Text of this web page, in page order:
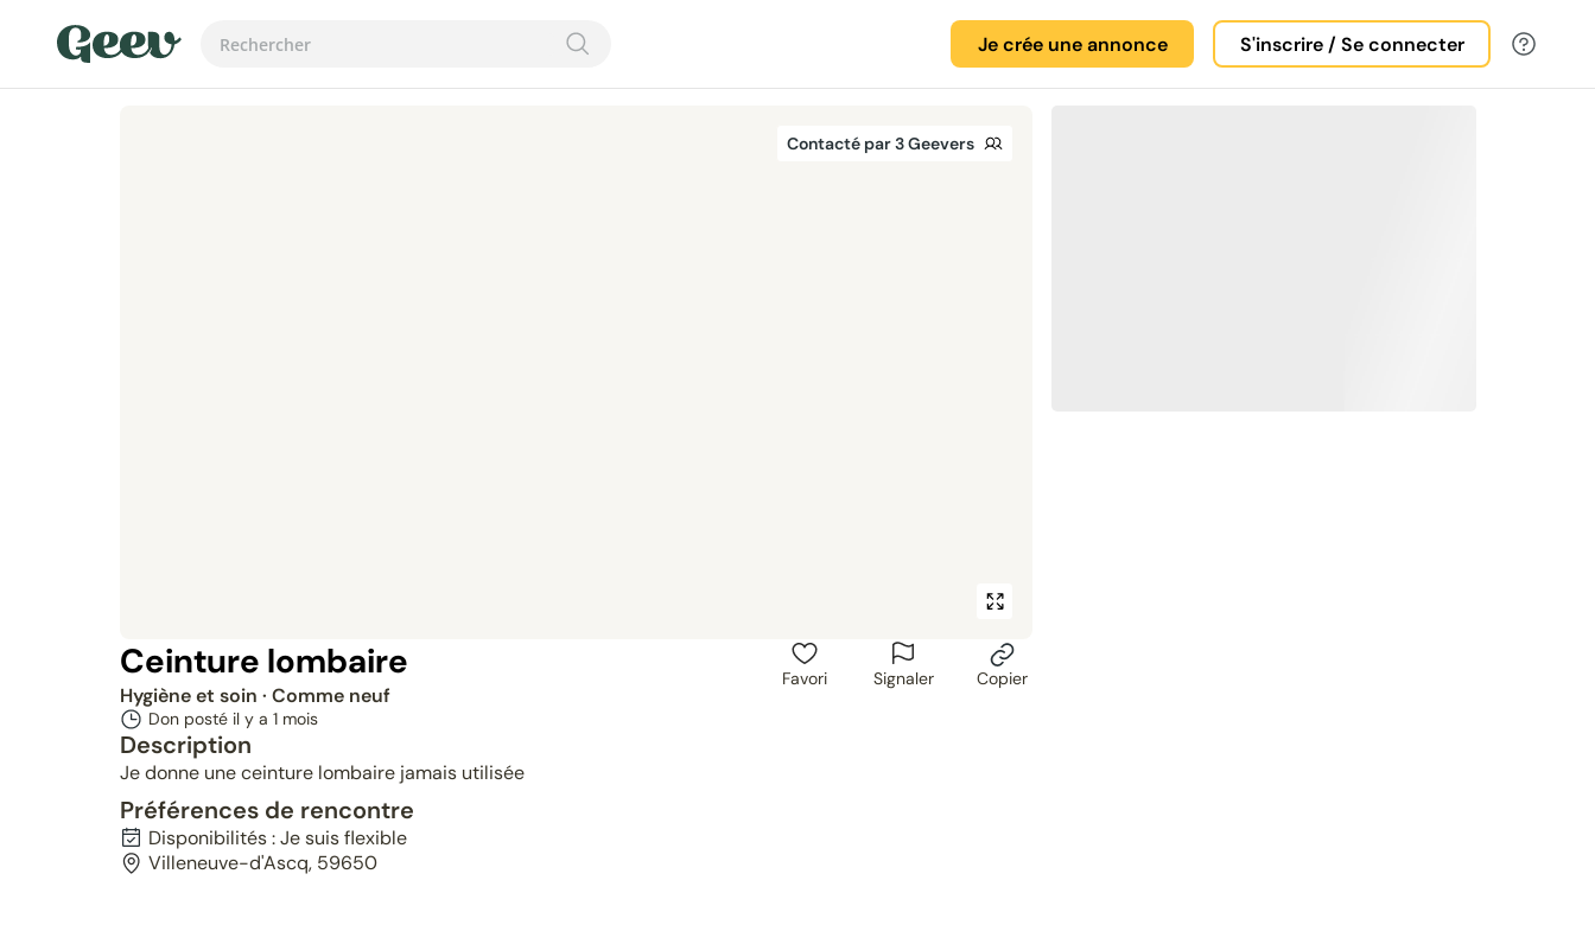
Je crée une annonce S'inscrire / Se connecter
Contacté par 3 Geevers
Ceinture lombaire
Hygiène et soin · Comme neuf
Don posté il y a 1 mois
Description
Je donne une ceinture lombaire jamais utilisée
Favori Signaler Copier
Préférences de rencontre
Disponibilités : Je suis flexible
Villeneuve-d'Ascq, 59650